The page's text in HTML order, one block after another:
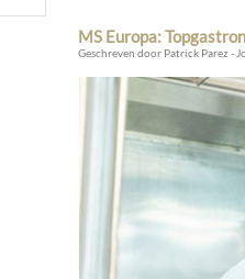
MS Europa:
Geschreven door Patrick Parez -